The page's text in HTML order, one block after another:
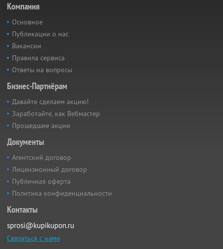
Компания
Основное
Публикации о нас
Вакансии
Правила сервиса
Ответы на вопросы
Бизнес-Партнёрам
Давайте сделаем акцию!
Заработайте, как Вебмастер
Прошедшие акции
Документы
Агентский договор
Лицензионный договор
Публичная оферта
Политика конфиденциальности
Контакты
sprosi@kupikupon.ru
Связаться с нами